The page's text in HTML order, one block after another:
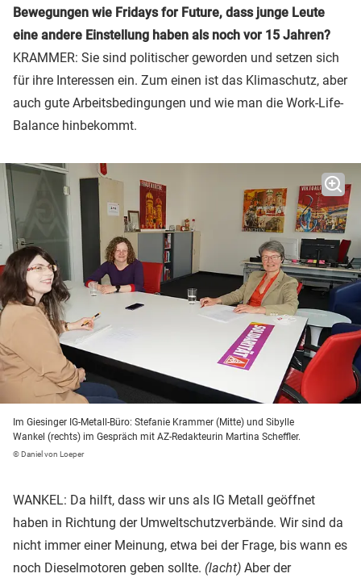
Bewegungen wie Fridays for Future, dass junge Leute
eine andere Einstellung haben als noch vor 15 Jahren?
KRAMMER: Sie sind politischer geworden und setzen sich
für ihre Interessen ein. Zum einen ist das Klimaschutz, aber
auch gute Arbeitsbedingungen und wie man die Work-Life-
Balance hinbekommt.
Im Giesinger IG-Metall-Büro: Stefanie Krammer (Mitte) und Sibylle
Wankel (rechts) im Gespräch mit AZ-Redakteurin Martina Scheffler.
© Daniel von Loeper
WANKEL: Da hilft, dass wir uns als IG Metall geöffnet
haben in Richtung der Umweltschutzverbände. Wir sind da
nicht immer einer Meinung, etwa bei der Frage, bis wann es
noch Dieselmotoren geben sollte. (lacht) Aber der